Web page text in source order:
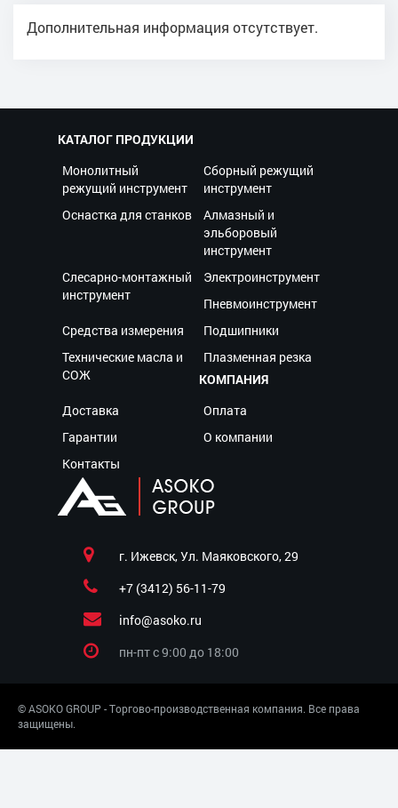
Дополнительная информация отсутствует.
КАТАЛОГ ПРОДУКЦИИ
Монолитный
режущий инструмент
Сборный режущий
инструмент
Оснастка для станков
Алмазный и
эльборовый
инструмент
Слесарно-монтажный
инструмент
Электроинструмент
Пневмоинструмент
Средства измерения
Подшипники
Технические масла и
СОЖ
Плазменная резка
КОМПАНИЯ
Доставка
Оплата
Гарантии
О компании
Контакты
г. Ижевск, Ул. Маяковского, 29
+7 (3412) 56-11-79
info@asoko.ru
пн-пт c 9:00 до 18:00
© ASOKO GROUP - Торгово-производственная компания. Все права
защищены.